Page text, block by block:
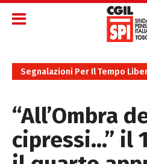
Segnalazioni Per Il Tempo
“All’Ombra
cipressi…” il